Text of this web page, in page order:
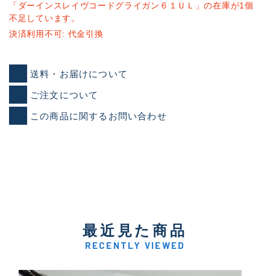
「ダーインスレイヴコードグライガン６１ＵＬ」の在庫が1個
不足しています。
決済利用不可: 代金引換
送料・お届けについて
ご注文について
この商品に関するお問い合わせ
最近見た商品
RECENTLY VIEWED